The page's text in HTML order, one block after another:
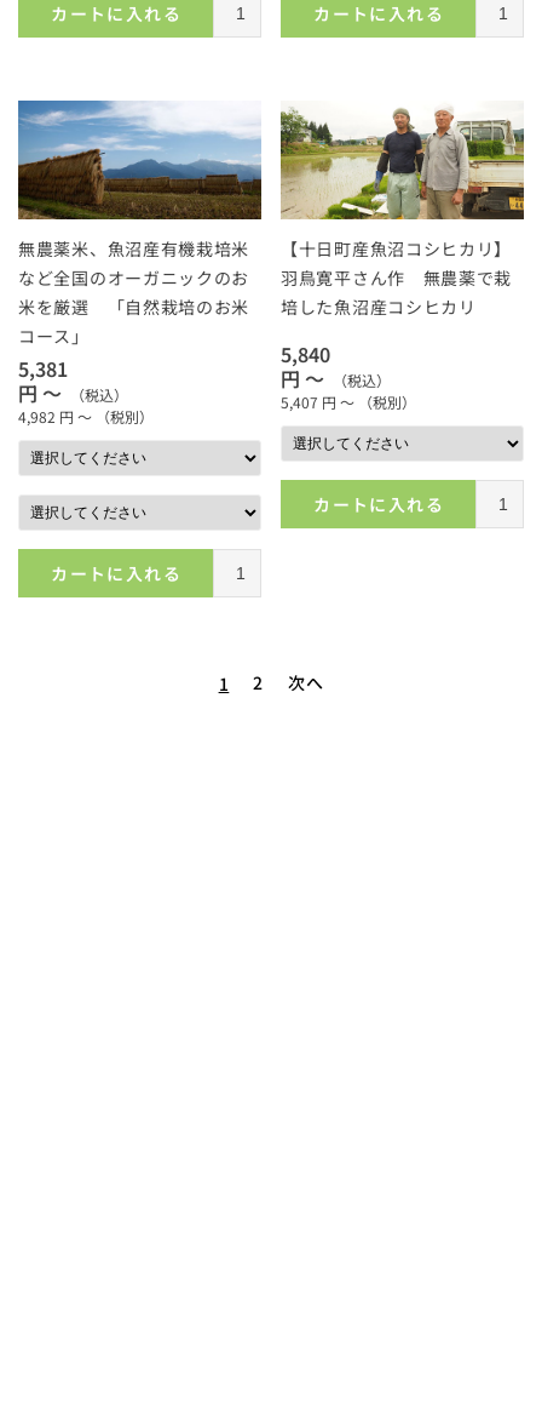
カートに入れる カートに入れる
無農薬米、魚沼産有機栽培米
など全国のオーガニックのお
米を厳選 「自然栽培のお米
コース」
5,381
円 ～
（税込）
4,982 円 ～ （税別）
カートに入れる
【十日町産魚沼コシヒカリ】
羽鳥寛平さん作 無農薬で栽
培した魚沼産コシヒカリ
5,840
円 ～
（税込）
5,407 円 ～ （税別）
カートに入れる
1 2 次へ